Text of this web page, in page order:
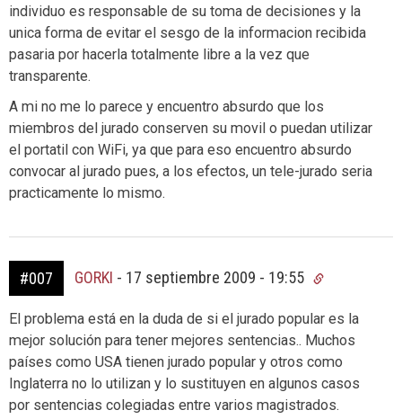
individuo es responsable de su toma de decisiones y la
unica forma de evitar el sesgo de la informacion recibida
pasaria por hacerla totalmente libre a la vez que
transparente.
A mi no me lo parece y encuentro absurdo que los
miembros del jurado conserven su movil o puedan utilizar
el portatil con WiFi, ya que para eso encuentro absurdo
convocar al jurado pues, a los efectos, un tele-jurado seria
practicamente lo mismo.
#007 GORKI - 17 septiembre 2009 - 19:55
El problema está en la duda de si el jurado popular es la
mejor solución para tener mejores sentencias.. Muchos
países como USA tienen jurado popular y otros como
Inglaterra no lo utilizan y lo sustituyen en algunos casos
por sentencias colegiadas entre varios magistrados.